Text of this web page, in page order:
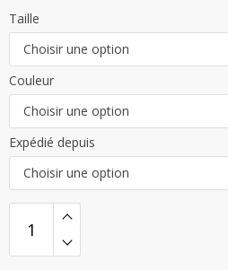
Taille
Choisir une option
Couleur
Choisir une option
Expédié depuis
Choisir une option